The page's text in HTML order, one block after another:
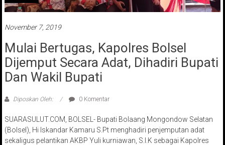
November 7, 2019
Mulai Bertugas, Kapolres Bolsel
Dijemput Secara Adat, Dihadiri Bupati
Dan Wakil Bupati
Diposkan Oleh: 0 Komentar
SUARASULUT.COM, BOLSEL- Bupati Bolaang Mongondow Selatan
(Bolsel), Hi Iskandar Kamaru S.Pt menghadiri penjemputan adat
sekaligus pelantikan AKBP Yuli kurniawan, S.I.K sebagai Kapolres